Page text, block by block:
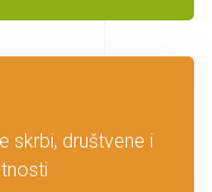
skrbi, društvene i